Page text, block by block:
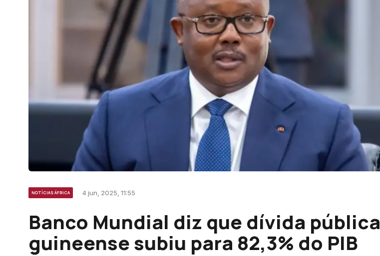
NOTÍCIAS ÁFRICA 4 jun, 2025, 11:55
Banco Mundial diz que dívida pública
guineense subiu para 82,3% do PIB